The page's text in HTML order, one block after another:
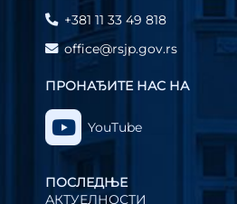
+381 11 33 49 818
office@rsjp.gov.rs
ПРОНАЂИТЕ НАС НА
YouTube
ПОСЛЕДЊЕ
АКТУЕЛНОСТИ